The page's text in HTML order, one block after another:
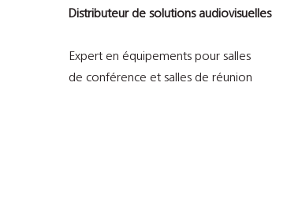
Distributeur de solutions audiovisuelles
Expert en équipements pour salles
de conférence et salles de réunion